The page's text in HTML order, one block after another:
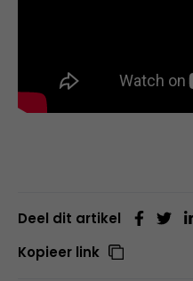
Deel dit artikel
Kopieer link